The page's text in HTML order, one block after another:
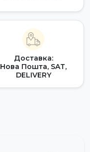
Доставка:
Нова Пошта, SAT,
DELIVERY